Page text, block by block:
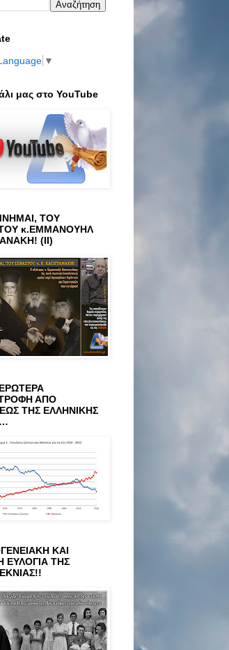
▼
μας στο ΥοuTube
ΤΟΥ
κ.ΕΜΜΑΝΟΥΗΛ
(ΙΙ)
ΑΠΟ
ΤΗΣ ΕΛΛΗΝΙΚΗΣ
ΚΑΙ
ΕΥΛΟΓΙΑ ΤΗΣ